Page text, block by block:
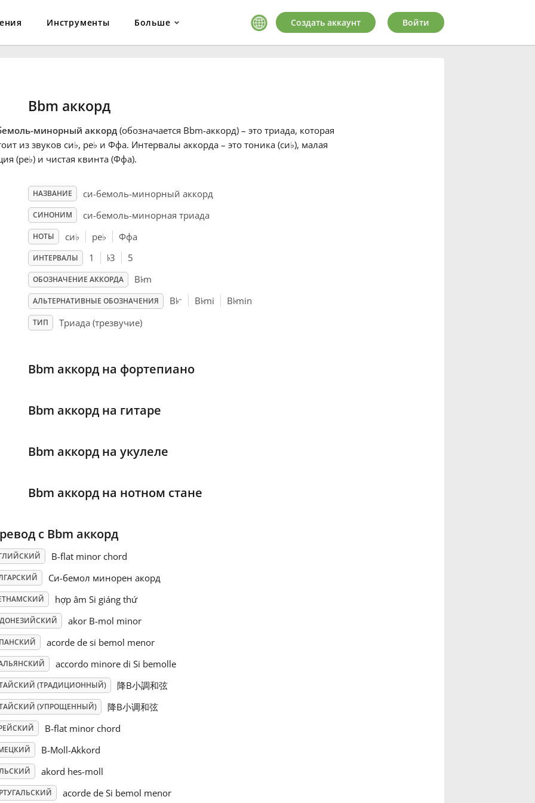
Инструменты Больше Создать аккаунт Войти
Bbm аккорд
минорный аккорд(обозначается Bbm-аккорд) – это триада, которая
из звуков си♭, ре♭ и Ффа. Интервалы аккорда – это тоника (си♭), малая
(ре♭) и чистая квинта (Ффа).
НАЗВАНИЕ си-бемоль-минорный аккорд
СИНОНИМ си-бемоль-минорная триада
НОТЫ си♭ ре♭ Ффа
ИНТЕРВАЛЫ 1 ♭3 5
ОБОЗНАЧЕНИЕ АККОРДА B♭m
АЛЬТЕРНАТИВНЫЕ ОБОЗНАЧЕНИЯ B♭– B♭mi B♭min
ТИП Триада (трезвучие)
Bbm аккорд на фортепиано
Bbm аккорд на гитаре
Bbm аккорд на укулеле
Bbm аккорд на нотном стане
с Bbm аккорд
B-flat minor chord
Си-бемол минорен акорд
hợp âm Si giáng thứ
akor B-mol minor
acorde de si bemol menor
accordo minore di Si bemolle
(ТРАДИЦИОННЫЙ) 降B小調和弦
(УПРОЩЕННЫЙ) 降B小调和弦
B-flat minor chord
B-Moll-Akkord
akord hes-moll
acorde de Si bemol menor